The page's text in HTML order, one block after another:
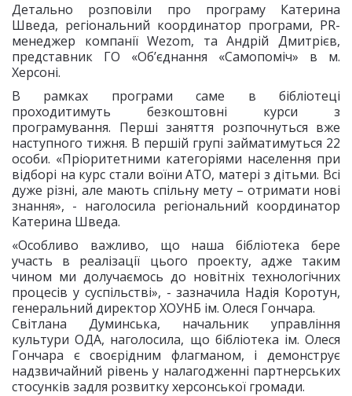
Детально розповіли про програму Катерина
Шведа, регіональний координатор програми, PR-
менеджер компанії Wezom, та Андрій Дмитрієв,
представник ГО «Об’єднання «Самопоміч» в м.
Херсоні.
В рамках програми саме в бібліотеці
проходитимуть безкоштовні курси з
програмування. Перші заняття розпочнуться вже
наступного тижня. В першій групі займатимуться 22
особи. «Пріоритетними категоріями населення при
відборі на курс стали воїни АТО, матері з дітьми. Всі
дуже різні, але мають спільну мету – отримати нові
знання», - наголосила регіональний координатор
Катерина Шведа.
«Особливо важливо, що наша бібліотека бере
участь в реалізації цього проекту, адже таким
чином ми долучаємось до новітніх технологічних
процесів у суспільстві», - зазначила Надія Коротун,
генеральний директор ХОУНБ ім. Олеся Гончара.
Світлана Думинська, начальник управління
культури ОДА, наголосила, що бібліотека ім. Олеся
Гончара є своєрідним флагманом, і демонструє
надзвичайний рівень у налагодженні партнерських
стосунків задля розвитку херсонської громади.